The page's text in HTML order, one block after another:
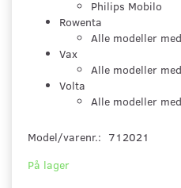
Philips Mobilo
Rowenta
Alle modeller
Vax
Alle modeller
Volta
Alle modeller
Model/varenr.: 712021
På lager